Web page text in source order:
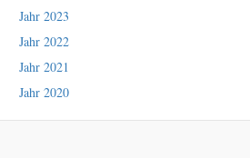
Jahr 2023
Jahr 2022
Jahr 2021
Jahr 2020